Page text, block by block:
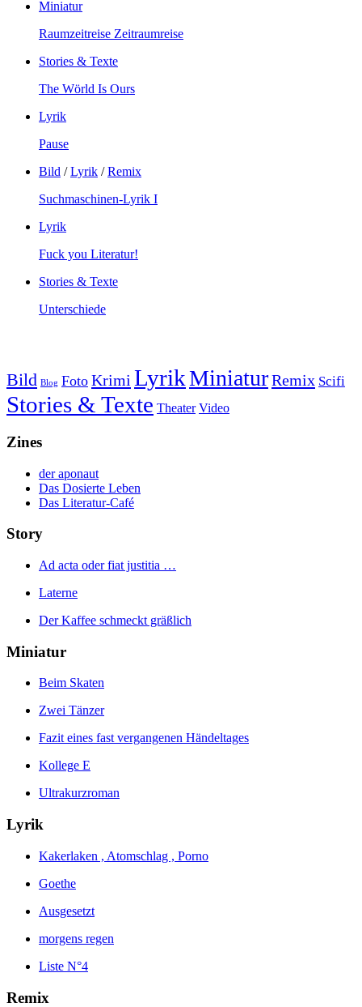
Miniatur
Raumzeitreise Zeitraumreise
Stories & Texte
The Wörld Is Ours
Lyrik
Pause
Bild /Lyrik /Remix
Suchmaschinen-Lyrik I
Lyrik
Fuck you Literatur!
Stories & Texte
Unterschiede
Bild Blog Foto Krimi LyrikMiniaturRemix Scifi
Stories & Texte Theater Video
Zines
der aponaut
Das Dosierte Leben
Das Literatur-Café
Story
Ad acta oder fiat justitia …
Laterne
Der Kaffee schmeckt gräßlich
Miniatur
Beim Skaten
Zwei Tänzer
Fazit eines fast vergangenen Händeltages
Kollege E
Ultrakurzroman
Lyrik
Kakerlaken , Atomschlag , Porno
Goethe
Ausgesetzt
morgens regen
Liste N°4
Remix